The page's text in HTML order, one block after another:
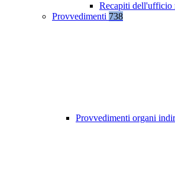
Recapiti dell'ufficio
Provvedimenti 738
Provvedimenti organi